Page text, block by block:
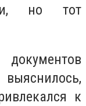
но тот
к